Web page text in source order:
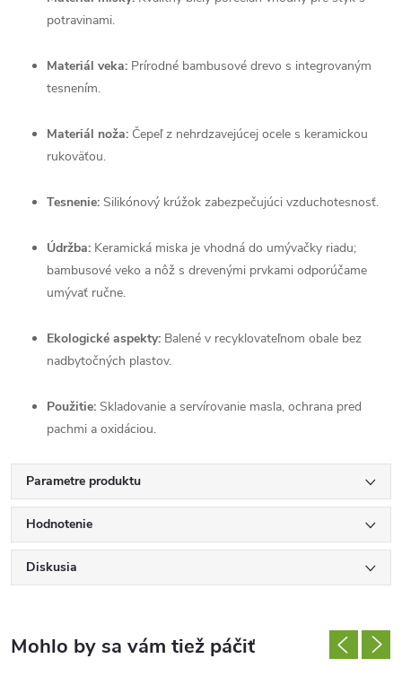
potravinami.
Materiál veka: Prírodné bambusové drevo s integrovaným
tesnením.
Materiál noža: Čepeľ z nehrdzavejúcej ocele s keramickou
rukoväťou.
Tesnenie: Silikónový krúžok zabezpečujúci vzduchotesnosť.
Údržba: Keramická miska je vhodná do umývačky riadu;
bambusové veko a nôž s drevenými prvkami odporúčame
umývať ručne.
Ekologické aspekty: Balené v recyklovateľnom obale bez
nadbytočných plastov.
Použitie: Skladovanie a servírovanie masla, ochrana pred
pachmi a oxidáciou.
Parametre produktu
Hodnotenie
Diskusia